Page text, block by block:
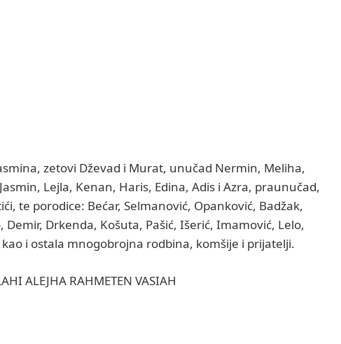
zetovi Dževad i Murat, unučad Nermin, Meliha,
Lejla, Kenan, Haris, Edina, Adis i Azra, praunučad,
te porodice: Bećar, Selmanović, Opanković, Badžak,
Drkenda, Košuta, Pašić, Išerić, Imamović, Lelo,
i ostala mnogobrojna rodbina, komšije i prijatelji.
ALEJHA RAHMETEN VASIAH